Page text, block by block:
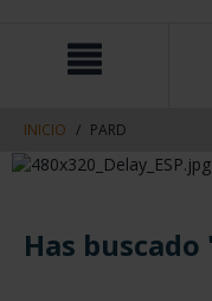
contenido
navegacin
INICIO PARD
Has